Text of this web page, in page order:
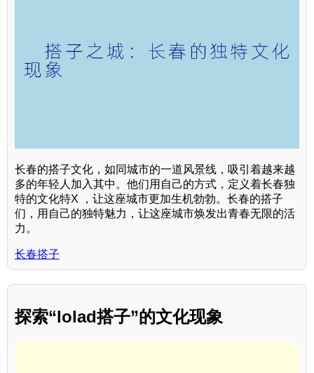
长春的搭子文化，如同城市的一道风景线，吸引着越来越
多的年轻人加入其中。他们用自己的方式，定义着长春独
特的文化特X ，让这座城市更加生机勃勃。长春的搭子
们，用自己的独特魅力，让这座城市焕发出青春无限的活
力。
长春搭子
探索“lolad搭子”的文化现象